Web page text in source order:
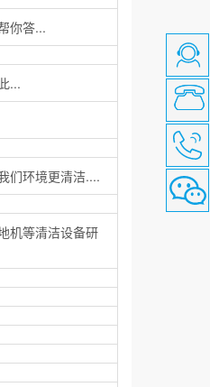
你答...
...
们环境更清洁....
机等清洁设备研